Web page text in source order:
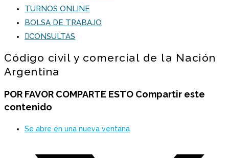
TURNOS ONLINE
BOLSA DE TRABAJO
CONSULTAS
Código civil y comercial de la Nación
Argentina
POR FAVOR COMPARTE ESTO Compartir este
contenido
Se abre en una nueva ventana